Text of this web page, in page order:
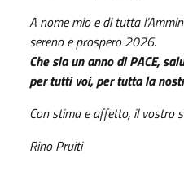
A nome mio e di tutta
sereno e prospero 2026.
Che sia un anno di PACE,
per tutti voi, per tutta la
Con stima e affetto, il vostro
Rino Pruiti